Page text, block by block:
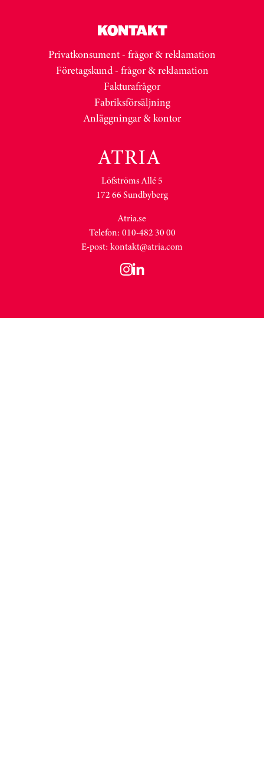
KONTAKT
Privatkonsument - frågor & reklamation
Företagskund - frågor & reklamation
Fakturafrågor
Fabriksförsäljning
Anläggningar & kontor
Löfströms Allé 5
172 66 Sundbyberg
Atria.se
Telefon: 010-482 30 00
E-post: kontakt@atria.com